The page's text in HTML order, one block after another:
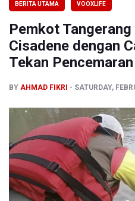
Pemprov Jabar
BPS Sebut Sensus
BERITA UTAMA VOOXLIFE
Pemkot Tangerang
Cisadene dengan
Tekan
BY AHMAD FIKRI SATURDAY,